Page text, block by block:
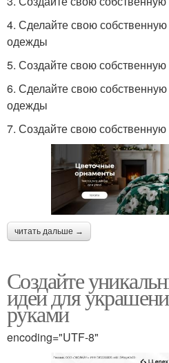
4. Сделайте свою
одежды
5. Создайте свою собственную
6. Сделайте свою
одежды
7. Создайте свою собственную
читать дальше →
Создайте
идеи для
руками
encoding="UTF-8"